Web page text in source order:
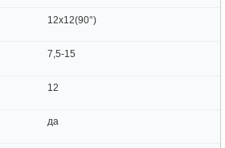
12x12(90°)
7,5-15
12
да